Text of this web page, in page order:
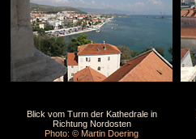
Blick vom Turm der Kathedrale in
Richtung Nordosten
Photo: © Martin Doering